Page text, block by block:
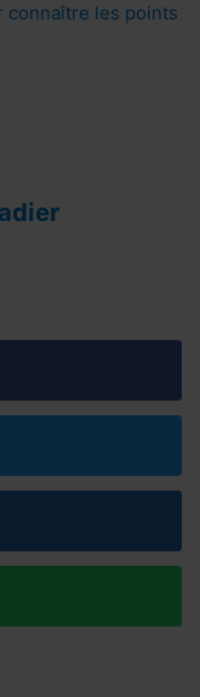
connaître les points